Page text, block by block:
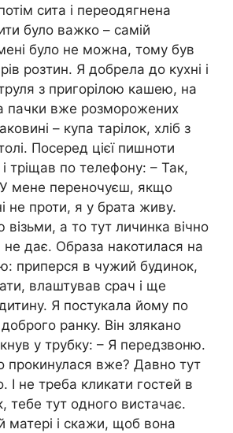
сита і переодягнена
було важко – самій
було не можна, тому був
розтин. Я добрела до кухні і
з пригорілою кашею, на
пачки вже розморожених
– купа тарілок, хліб з
Посеред цієї пишноти
і тріщав по телефону: – Так,
У мене переночуєш, якщо
не проти, я у брата живу.
візьми, а то тут личинка вічно
не дає. Образа накотилася на
приперся в чужий будинок,
влаштував срач і ще
Я постукала йому по
ранку. Він злякано
у трубку: – Я передзвоню.
прокинулася вже? Давно тут
І не треба кликати гостей в
тебе тут одного вистачає.
матері і скажи, щоб вона